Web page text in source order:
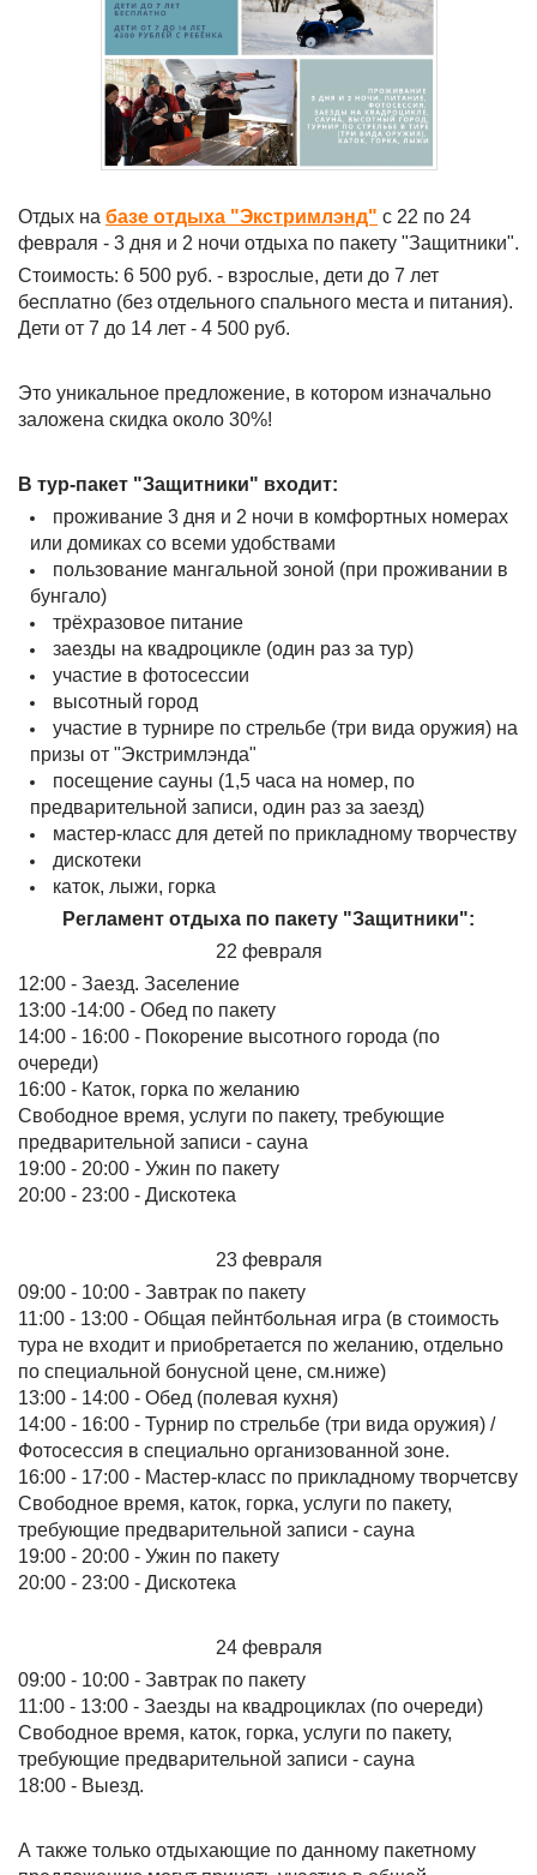
Отдых на базе отдыха "Экстримлэнд" с 22 по 24
февраля - 3 дня и 2 ночи отдыха по пакету "Защитники".
Стоимость: 6 500 руб. - взрослые, дети до 7 лет
бесплатно (без отдельного спального места и питания).
Дети от 7 до 14 лет - 4 500 руб.
Это уникальное предложение, в котором изначально
заложена скидка около 30%!
В тур-пакет "Защитники" входит:
проживание 3 дня и 2 ночи в комфортных номерах
или домиках со всеми удобствами
пользование мангальной зоной (при проживании в
бунгало)
трёхразовое питание
заезды на квадроцикле (один раз за тур)
участие в фотосессии
высотный город
участие в турнире по стрельбе (три вида оружия) на
призы от "Экстримлэнда"
посещение сауны (1,5 часа на номер, по
предварительной записи, один раз за заезд)
мастер-класс для детей по прикладному творчеству
дискотеки
каток, лыжи, горка
Регламент отдыха по пакету "Защитники":
22 февраля
12:00 - Заезд. Заселение
13:00 -14:00 - Обед по пакету
14:00 - 16:00 - Покорение высотного города (по
очереди)
16:00 - Каток, горка по желанию
Свободное время, услуги по пакету, требующие
предварительной записи - сауна
19:00 - 20:00 - Ужин по пакету
20:00 - 23:00 - Дискотека
23 февраля
09:00 - 10:00 - Завтрак по пакету
11:00 - 13:00 - Общая пейнтбольная игра (в стоимость
тура не входит и приобретается по желанию, отдельно
по специальной бонусной цене, см.ниже)
13:00 - 14:00 - Обед (полевая кухня)
14:00 - 16:00 - Турнир по стрельбе (три вида оружия) /
Фотосессия в специально организованной зоне.
16:00 - 17:00 - Мастер-класс по прикладному творчетсву
Свободное время, каток, горка, услуги по пакету,
требующие предварительной записи - сауна
19:00 - 20:00 - Ужин по пакету
20:00 - 23:00 - Дискотека
24 февраля
09:00 - 10:00 - Завтрак по пакету
11:00 - 13:00 - Заезды на квадроциклах (по очереди)
Свободное время, каток, горка, услуги по пакету,
требующие предварительной записи - сауна
18:00 - Выезд.
А также только отдыхающие по данному пакетному